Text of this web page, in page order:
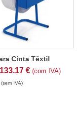
Cinta Têxtil
133.17 € (com IVA)
(sem IVA)